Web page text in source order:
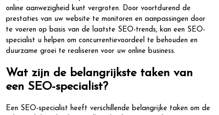
online aanwezigheid kunt vergroten. Door voortdurend de
prestaties van uw website te monitoren en aanpassingen door
te voeren op basis van de laatste SEO-trends, kan een SEO-
specialist u helpen om concurrentievoordeel te behouden en
duurzame groei te realiseren voor uw online business.
Wat zijn de belangrijkste taken van
een SEO-specialist?
Een SEO-specialist heeft verschillende belangrijke taken om de